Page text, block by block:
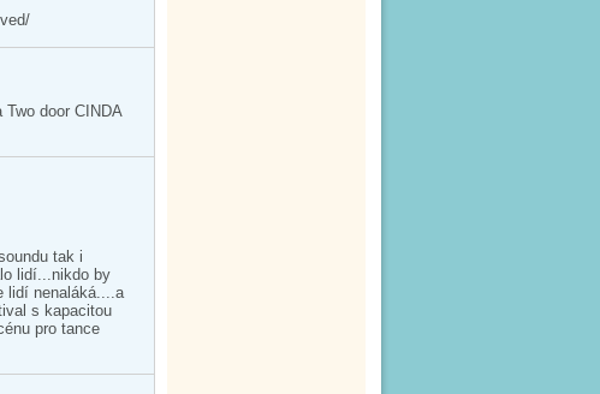
door CINDA
tak i
lidí...nikdo by
lidí nenaláká....a
s kapacitou
pro tance